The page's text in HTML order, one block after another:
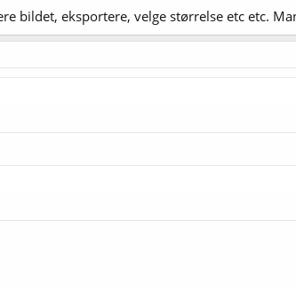
bildet, eksportere, velge størrelse etc etc.